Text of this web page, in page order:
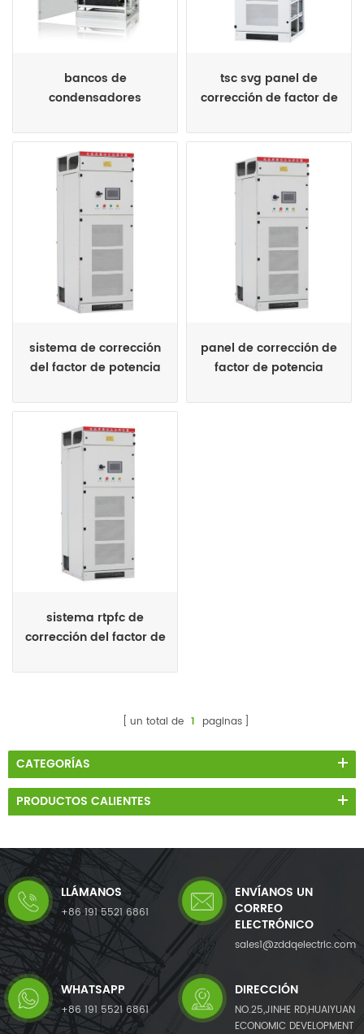
bancos de
condensadores
pasos cerrados de
metal de bajo voltaje
tsc svg panel de
corrección de factor de
sistema de corrección
del factor de potencia
panel de corrección de
factor de potencia
panel de svg
sistema rtpfc de
corrección del factor de
un total de 1 paginas
CATEGORÍAS
PRODUCTOS CALIENTES
LLÁMANOS
+86 191 5521 6861
ENVÍANOS UN
CORREO
ELECTRÓNICO
sales1@zddqelectric.com
WHATSAPP
+86 191 5521 6861
DIRECCIÓN
NO.25,JINHE RD,HUAIYUAN
ECONOMIC DEVELOPMENT